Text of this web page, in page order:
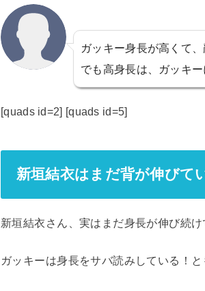
ガッキー身長が高くて
でも高身長は、ガッキ
[quads id=2] [quads id=5]
新垣結衣はまだ背が伸びて
新垣結衣さん、実はまだ身長が伸び続け
ガッキーは身長をサバ読みしている！と